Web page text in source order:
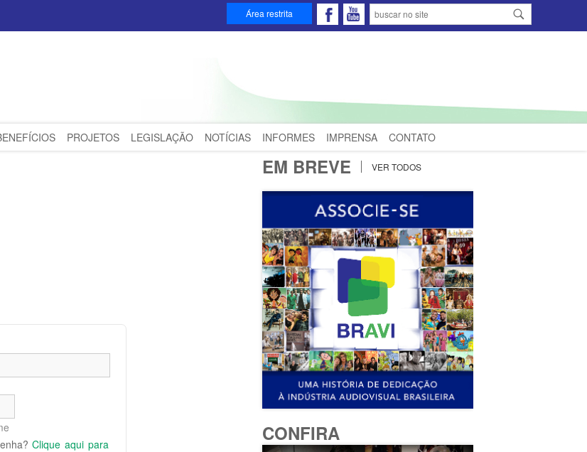
Área restrita
PROJETOS LEGISLAÇÃO NOTÍCIAS INFORMES IMPRENSA CONTATO
Clique aqui para
EM BREVE VER TODOS
CONFIRA